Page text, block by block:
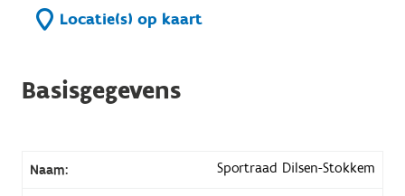
Locatie(s) op kaart
Basisgegevens
Naam: Sportraad Dilsen-Stokkem